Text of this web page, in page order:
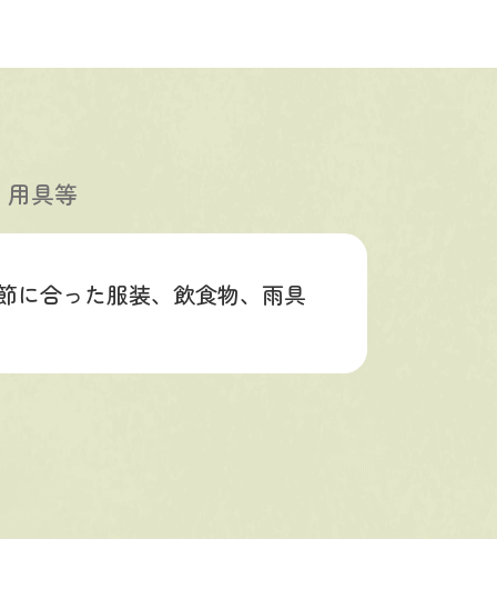
具等
に合った服装、飲食物、雨具